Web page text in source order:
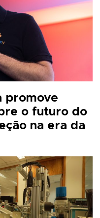
promove
o futuro do
na era da